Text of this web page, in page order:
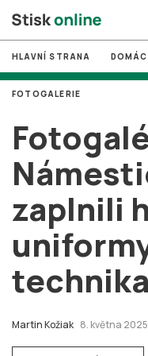
# MUNI
# Brno
# volby
login PŘIHLÁSIT SE
Zapomněli jste heslo?
HLAVNÍ STRANA
zaplnili
technika
Martin Kožiak 8. května
FOTOGALERIE